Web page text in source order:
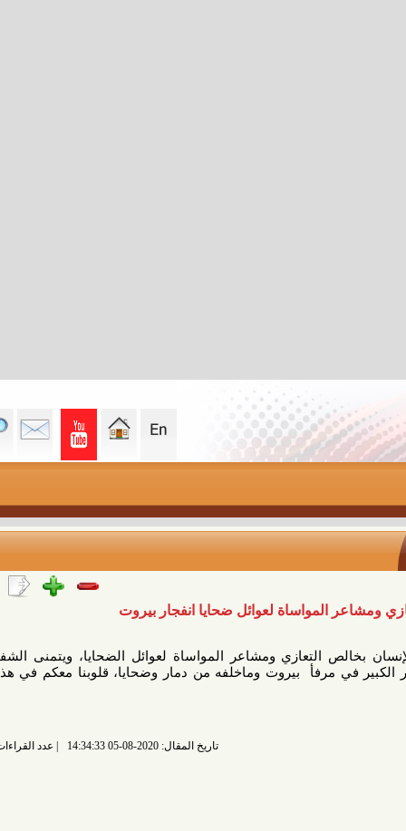
لعوائل ضحايا انفجار بيروت
التعازي ومشاعر المواساة لعوائل الضحايا، ويتمنى الشفاء العاجل
مرفأ بيروت وماخلفه من دمار وضحايا، قلوبنا معكم في هذه الأوقات
عدد القراءات: 3910 قراءة |